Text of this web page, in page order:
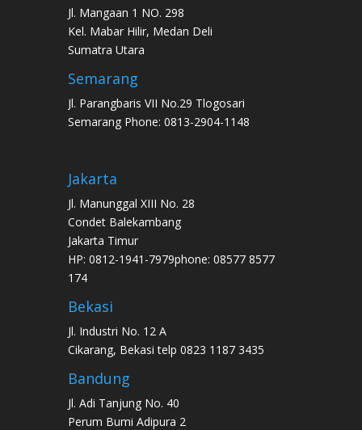
Jl. Mangaan 1 NO. 298
Kel. Mabar Hilir, Medan Deli
Sumatra Utara
Semarang
Jl. Parangbaris VII No.29 Tlogosari
Semarang Phone: 0813-2904-1148
Jakarta
Jl. Manunggal XIII No. 28
Condet Balekambang
Jakarta Timur
HP: 0812-1941-7979phone: 08577 8577
174
Bekasi
Jl. Industri No. 12 A
Cikarang, Bekasi telp 0823 1187 3435
Bandung
Jl. Adi Tanjung No. 40
Perum Bumi Adipura 2